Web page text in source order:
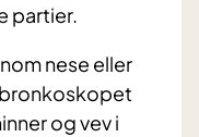
partier.
nese eller
bronkoskopet
og vev i